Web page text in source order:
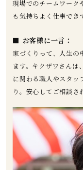
現場でのチームワーク
も気持ちよく仕事でき
■ お客様に一言：
家づくりって、人生の
ます。キクザワさんは
に関わる職人やスタッ
り。安心してご相談さ